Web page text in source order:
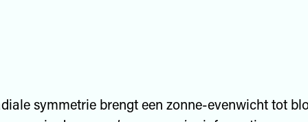
symmetrie brengt een zonne-evenwicht tot